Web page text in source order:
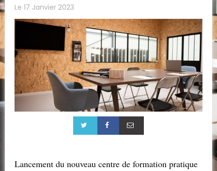
Le 17 Janvier 2023
Lancement du nouveau centre de formation pratique